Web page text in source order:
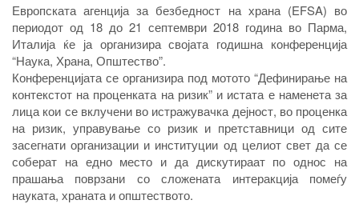
Европската агенција за безбедност на храна (EFSA) во
периодот од 18 до 21 септември 2018 година во Парма,
Италија ќе ја организира својата годишна конференција
“Наука, Храна, Општество”.
Конференцијата се организира под мотото “Дефинирање на
контекстот на проценката на ризик” и истата е наменета за
лица кои се вклучени во истражувачка дејност, во проценка
на ризик, управување со ризик и претставници од сите
засегнати организации и институции од целиот свет да се
соберат на едно место и да дискутираат по однос на
прашања поврзани со сложената интеракција помеѓу
науката, храната и општеството.